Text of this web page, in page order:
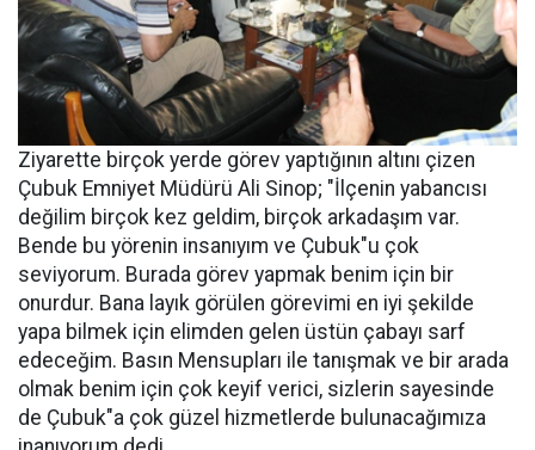
Ziyarette birçok yerde görev yaptığının altını çizen
Çubuk Emniyet Müdürü Ali Sinop; "İlçenin yabancısı
değilim birçok kez geldim, birçok arkadaşım var.
Bende bu yörenin insanıyım ve Çubuk"u çok
seviyorum. Burada görev yapmak benim için bir
onurdur. Bana layık görülen görevimi en iyi şekilde
yapa bilmek için elimden gelen üstün çabayı sarf
edeceğim. Basın Mensupları ile tanışmak ve bir arada
olmak benim için çok keyif verici, sizlerin sayesinde
de Çubuk"a çok güzel hizmetlerde bulunacağımıza